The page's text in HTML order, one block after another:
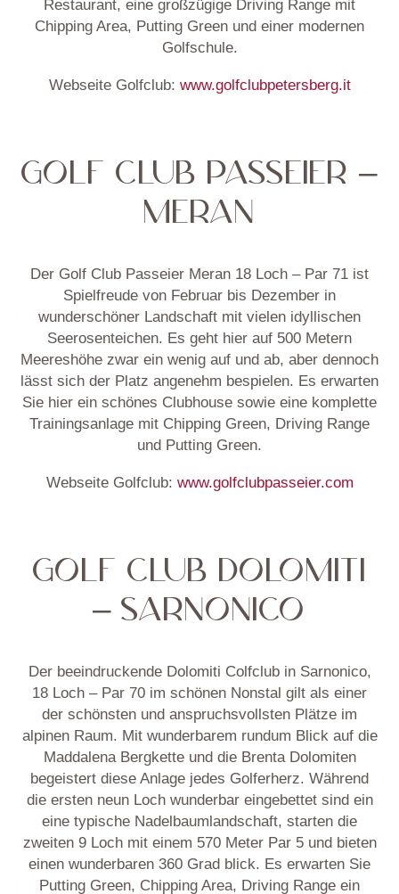
Restaurant, eine großzügige Driving Range mit
Chipping Area, Putting Green und einer modernen
Golfschule.
Webseite Golfclub: www.golfclubpetersberg.it
GOLF CLUB PASSEIER –
MERAN
Der Golf Club Passeier Meran 18 Loch – Par 71 ist
Spielfreude von Februar bis Dezember in
wunderschöner Landschaft mit vielen idyllischen
Seerosenteichen. Es geht hier auf 500 Metern
Meereshöhe zwar ein wenig auf und ab, aber dennoch
lässt sich der Platz angenehm bespielen. Es erwarten
Sie hier ein schönes Clubhouse sowie eine komplette
Trainingsanlage mit Chipping Green, Driving Range
und Putting Green.
Webseite Golfclub: www.golfclubpasseier.com
GOLF CLUB DOLOMITI
– SARNONICO
Der beeindruckende Dolomiti Colfclub in Sarnonico,
18 Loch – Par 70 im schönen Nonstal gilt als einer
der schönsten und anspruchsvollsten Plätze im
alpinen Raum. Mit wunderbarem rundum Blick auf die
Maddalena Bergkette und die Brenta Dolomiten
begeistert diese Anlage jedes Golferherz. Während
die ersten neun Loch wunderbar eingebettet sind ein
eine typische Nadelbaumlandschaft, starten die
zweiten 9 Loch mit einem 570 Meter Par 5 und bieten
einen wunderbaren 360 Grad blick. Es erwarten Sie
Putting Green, Chipping Area, Driving Range ein